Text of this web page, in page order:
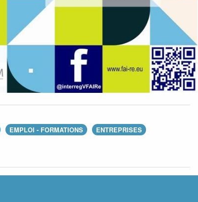
EMPLOI - FORMATIONS
ENTREPRISES